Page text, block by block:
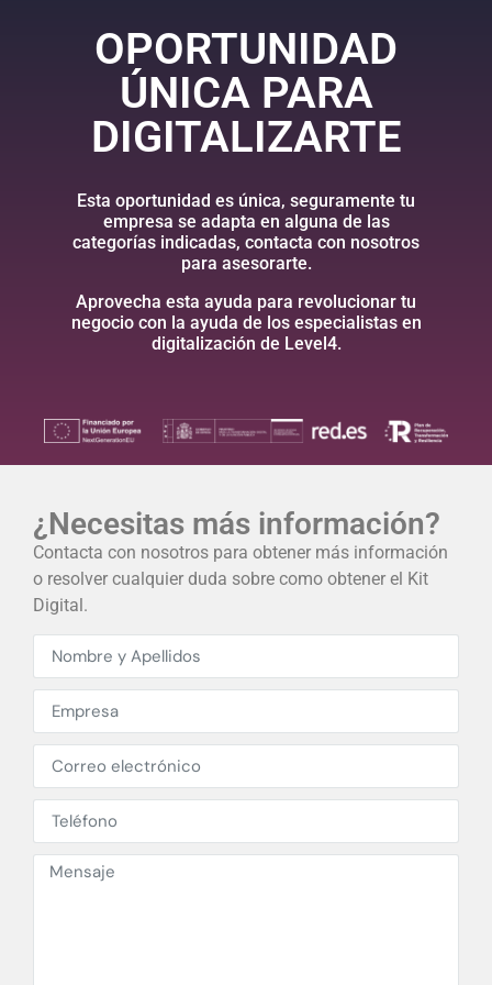
OPORTUNIDAD
ÚNICA PARA
DIGITALIZARTE
Esta oportunidad es única, seguramente tu
empresa se adapta en alguna de las
categorías indicadas, contacta con nosotros
para asesorarte.
Aprovecha esta ayuda para revolucionar tu
negocio con la ayuda de los especialistas en
digitalización de Level4.
¿Necesitas más información?​
Contacta con nosotros para obtener más información
o resolver cualquier duda sobre como obtener el Kit
Digital.